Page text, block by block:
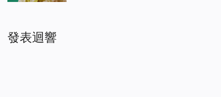
發表迴響